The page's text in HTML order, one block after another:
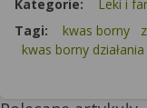
Kategorie:
Leki i
Tagi:
kwas borny
kwas borny